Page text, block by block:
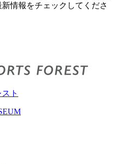
情報をチェックしてくださ
ト